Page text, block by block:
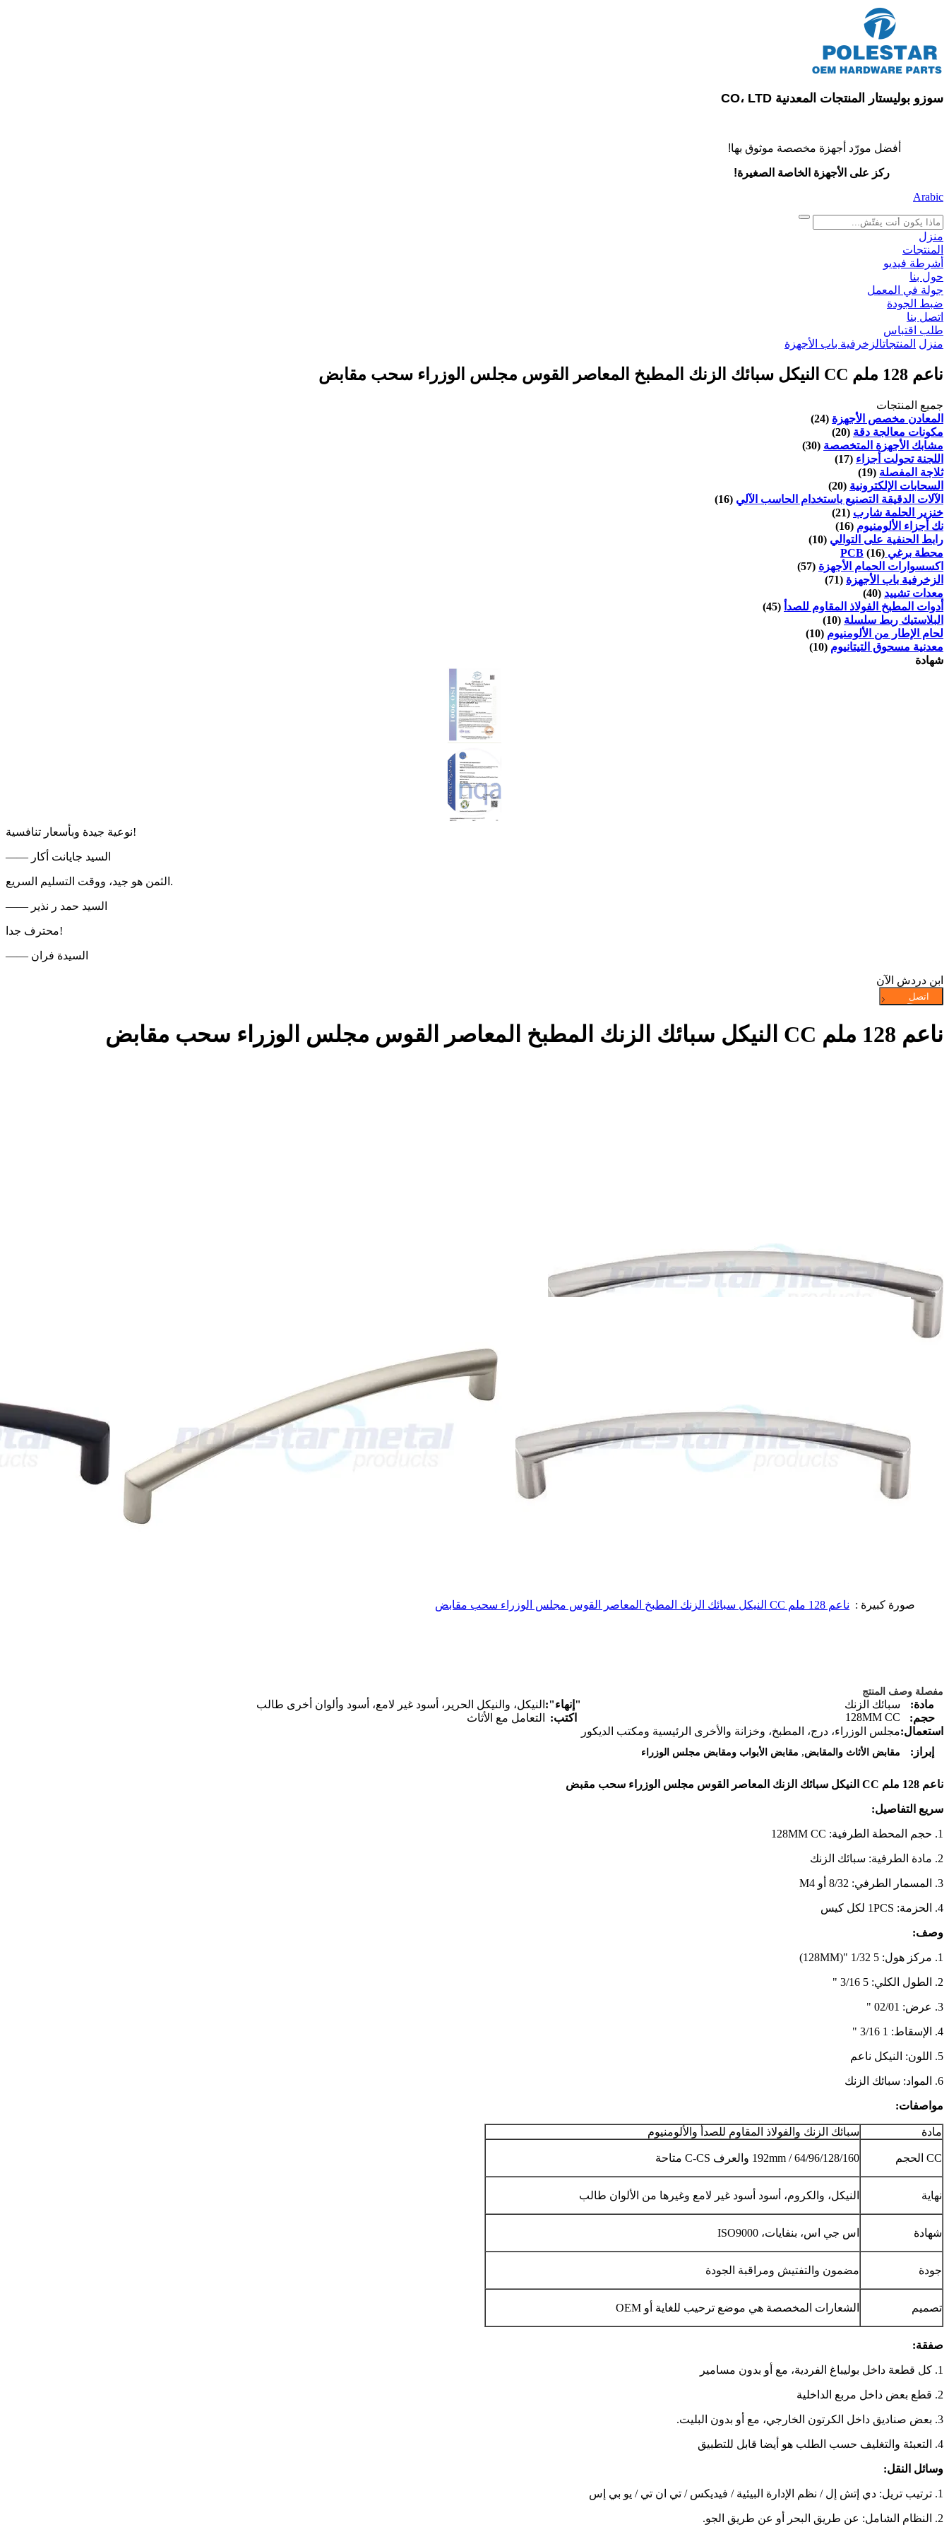
سوزو بوليستار المنتجات المعدنية CO، LTD
أفضل مورّد أجهزة مخصصة موثوق بها!
ركز على الأجهزة الخاصة الصغيرة!
Arabic
search
منزل
المنتجات
أشرطة فيديو
حول بنا
جولة في المعمل
ضبط الجودة
اتصل بنا
طلب اقتباس
منزل المنتجاتالزخرفية باب الأجهزة
ناعم 128 ملم CC النيكل سبائك الزنك المطبخ المعاصر القوس مجلس الوزراء سحب مقابض
جميع المنتجات
المعادن مخصص الأجهزة (24)
مكونات معالجة دقة (20)
مشابك الأجهزة المتخصصة (30)
اللجنة تحولت أجزاء (17)
ثلاجة المفصلة (19)
السحابات الإلكترونية (20)
الآلات الدقيقة التصنيع باستخدام الحاسب الآلي (16)
خنزير الحلمة شارب (21)
نك أجزاء الألومنيوم (16)
رابط الحنفية على التوالي (10)
محطة برغي PCB (16)
اكسسوارات الحمام الأجهزة (57)
الزخرفية باب الأجهزة (71)
معدات تشييد (40)
أدوات المطبخ الفولاذ المقاوم للصدأ (45)
البلاستيك ربط سلسلة (10)
لحام الإطار من الألومنيوم (10)
معدنية مسحوق التيتانيوم (10)
شهادة
نوعية جيدة وبأسعار تنافسية!
—— السيد جايانت أكار
الثمن هو جيد، ووقت التسليم السريع.
—— السيد حمد ر نذير
محترف جدا!
—— السيدة فران
ابن دردش الآن
ناعم 128 ملم CC النيكل سبائك الزنك المطبخ المعاصر القوس مجلس الوزراء سحب مقابض
صورة كبيرة : ناعم 128 ملم CC النيكل سبائك الزنك المطبخ المعاصر القوس مجلس الوزراء سحب مقابض
مفصلة وصف المنتج
مادة: سبائك الزنك "إنهاء": النيكل، والنيكل الحرير، أسود غير لامع، أسود وألوان أخرى طالب
حجم:
128MM CC اكتب:
التعامل مع الأثاث
استعمال:مجلس الوزراء، درج، المطبخ، وخزانة والأخرى الرئيسية ومكتب الديكور
إبراز:
مقابض الأثاث والمقابض, مقابض الأبواب ومقابض مجلس الوزراء
ناعم 128 ملم CC النيكل سبائك الزنك المعاصر القوس مجلس الوزراء سحب مقبض
سريع التفاصيل:
1. حجم المحطة الطرفية: 128MM CC
2. مادة الطرفية: سبائك الزنك
3. المسمار الطرفي: 8/32 أو M4
4. الحزمة: 1PCS لكل كيس
وصف:
1. مركز هول: 5 1/32 "(128MM)
2. الطول الكلي: 5 3/16 "
3. عرض: 02/01 "
4. الإسقاط: 1 3/16 "
5. اللون: النيكل ناعم
6. المواد: سبائك الزنك
مواصفات:
مادة سبائك الزنك والفولاذ المقاوم للصدأ والألومنيوم
CC الحجم 64/96/128/160 / 192mm والعرف C-CS متاحة
نهاية النيكل، والكروم، أسود أسود غير لامع وغيرها من الألوان طالب
شهادة اس جي اس، بنفايات، ISO9000
جودة مضمون والتفتيش ومراقبة الجودة
تصميم الشعارات المخصصة هي موضع ترحيب للغاية أو OEM
صفقة:
1. كل قطعة داخل بوليباغ الفردية، مع أو بدون مسامير
2. قطع بعض داخل مربع الداخلية
3. بعض صناديق داخل الكرتون الخارجي، مع أو بدون البليت.
4. التعبئة والتغليف حسب الطلب هو أيضا قابل للتطبيق
وسائل النقل:
1. ترتيب تريل: دي إتش إل / نظم الإدارة البيئية / فيديكس / تي ان تي / يو بي إس
2. النظام الشامل: عن طريق البحر أو عن طريق الجو.